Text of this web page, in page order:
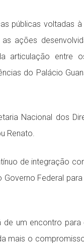
públicas voltadas à
ações
articulação entre
do Palácio
Nacional dos
Renato.
de integração
Federal para
de um encontro para
mais o